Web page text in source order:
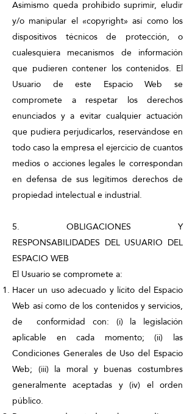
Asimismo queda prohibido suprimir, eludir
y/o manipular el «copyright» así como los
dispositivos técnicos de protección, o
cualesquiera mecanismos de información
que pudieren contener los contenidos. El
Usuario de este Espacio Web se
compromete a respetar los derechos
enunciados y a evitar cualquier actuación
que pudiera perjudicarlos, reservándose en
todo caso la empresa el ejercicio de cuantos
medios o acciones legales le correspondan
en defensa de sus legítimos derechos de
propiedad intelectual e industrial.
5. OBLIGACIONES Y
RESPONSABILIDADES DEL USUARIO DEL
ESPACIO WEB
El Usuario se compromete a:
Hacer un uso adecuado y lícito del Espacio
Web así como de los contenidos y servicios,
de conformidad con: (i) la legislación
aplicable en cada momento; (ii) las
Condiciones Generales de Uso del Espacio
Web; (iii) la moral y buenas costumbres
generalmente aceptadas y (iv) el orden
público.